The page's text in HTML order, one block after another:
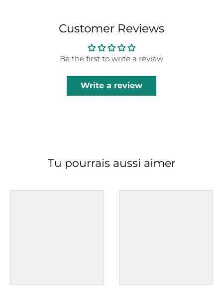
Customer Reviews
Be the first to write a review
Write a review
Tu pourrais aussi aimer